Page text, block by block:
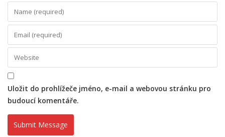
Uložit do prohlížeče jméno, e-mail a webovou stránku pro
budoucí komentáře.